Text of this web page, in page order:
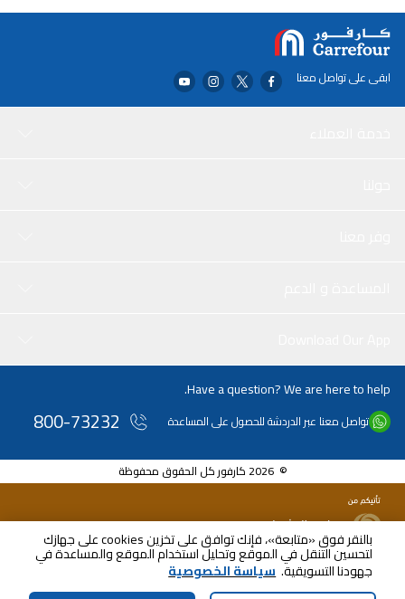
بالنقر فوق «متابعة»، فإنك توافق على تخزين cookies على جهازك
لتحسين التنقل في الموقع وتحليل استخدام الموقع والمساعدة في
جهودنا التسويقية. سياسة الخصوصية AED92.00
شامل ضريبة القيمة المضافة
ابقى على تواصل معنا
Have a question? We are here to help.
تواصل معنا عبر الدردشة للحصول على المساعدة 800-73232
© 2026 كارفور كل الحقوق محفوظة